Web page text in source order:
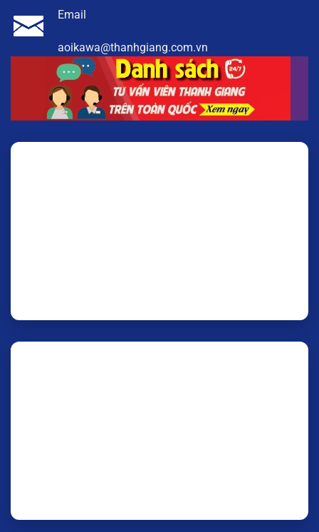
Email
aoikawa@thanhgiang.com.vn